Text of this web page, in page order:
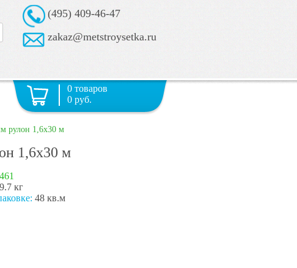
(495) 409-46-47
zakaz@metstroysetka.ru
0 товаров
0 руб.
рулон 1,6х30 м
1,6х30 м
кг
48 кв.м